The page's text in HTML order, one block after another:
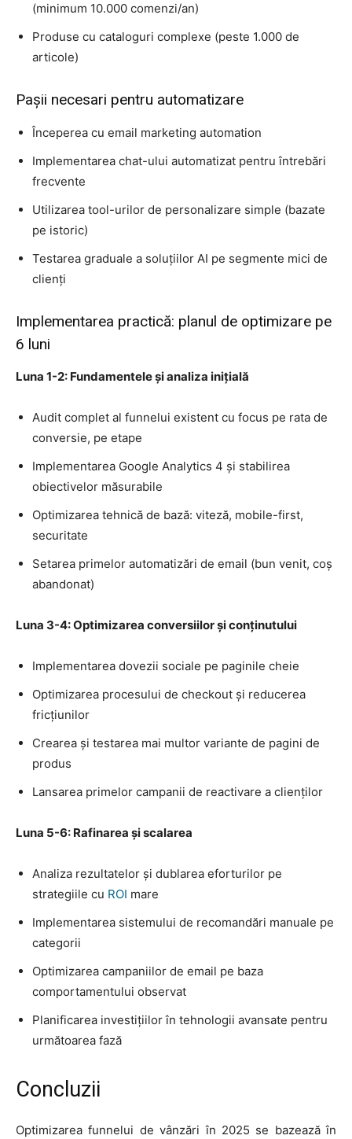
(minimum 10.000 comenzi/an)
Produse cu cataloguri complexe (peste 1.000 de
articole)
Pașii necesari pentru automatizare
Începerea cu email marketing automation
Implementarea chat-ului automatizat pentru întrebări
frecvente
Utilizarea tool-urilor de personalizare simple (bazate
pe istoric)
Testarea graduale a soluțiilor AI pe segmente mici de
clienți
Implementarea practică: planul de optimizare pe
6 luni
Luna 1-2: Fundamentele și analiza inițială
Audit complet al funnelui existent cu focus pe rata de
conversie, pe etape
Implementarea Google Analytics 4 și stabilirea
obiectivelor măsurabile
Optimizarea tehnică de bază: viteză, mobile-first,
securitate
Setarea primelor automatizări de email (bun venit, coș
abandonat)
Luna 3-4: Optimizarea conversiilor și conținutului
Implementarea dovezii sociale pe paginile cheie
Optimizarea procesului de checkout și reducerea
fricțiunilor
Crearea și testarea mai multor variante de pagini de
produs
Lansarea primelor campanii de reactivare a clienților
Luna 5-6: Rafinarea și scalarea
Analiza rezultatelor și dublarea eforturilor pe
strategiile cu ROI mare
Implementarea sistemului de recomandări manuale pe
categorii
Optimizarea campaniilor de email pe baza
comportamentului observat
Planificarea investițiilor în tehnologii avansate pentru
următoarea fază
Concluzii
Optimizarea funnelui de vânzări în 2025 se bazează în